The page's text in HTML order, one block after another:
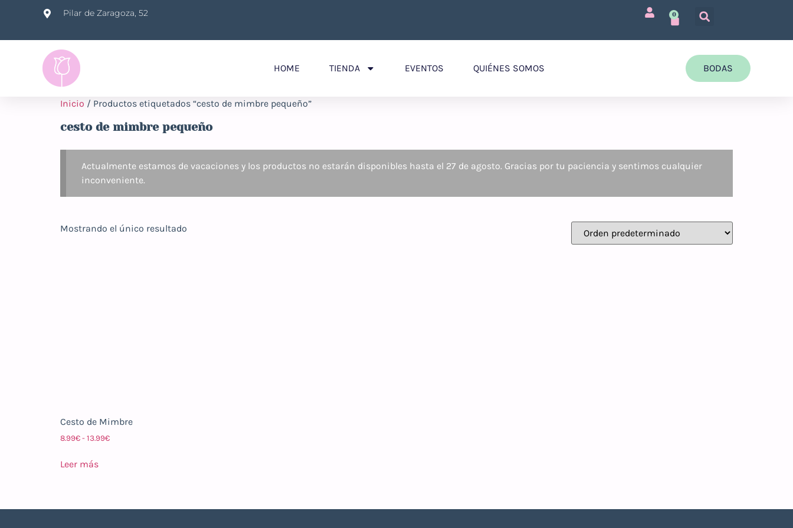
Pilar de Zaragoza, 52 0
HOME TIENDA EVENTOS QUIÉNES SOMOS BODAS
Inicio / Productos etiquetados “cesto de mimbre pequeño”
cesto de mimbre pequeño
Actualmente estamos de vacaciones y los productos no estarán disponibles hasta el 27 de agosto. Gracias por tu paciencia y sentimos cualquier
inconveniente.
Mostrando el único resultado
Cesto de Mimbre
8.99€-13.99€
Leer más